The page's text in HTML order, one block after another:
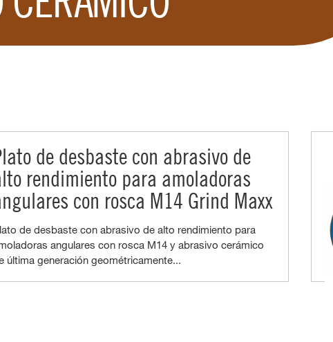
de desbaste con abrasivo de
rendimiento para amoladoras
con rosca M14 Grind Maxx
de desbaste con abrasivo de alto rendimiento para
angulares con rosca M14 y abrasivo cerámico
última generación geométricamente...